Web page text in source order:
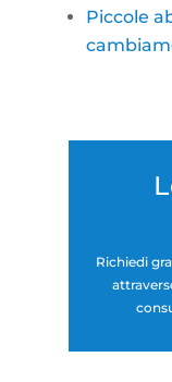
Piccole
Richiedi